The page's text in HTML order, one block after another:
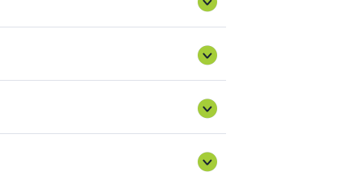
2021- január 1-től harmadik
szereplőkké válnak, a korábbi
lánc szereplőt fognak érinteni, illetve
A témában számos hasznos